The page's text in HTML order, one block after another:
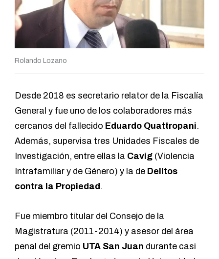
Rolando Lozano
Desde 2018 es secretario relator de la Fiscalía
General y fue uno de los colaboradores más
cercanos del fallecido Eduardo Quattropani.
Además, supervisa tres Unidades Fiscales de
Investigación, entre ellas la Cavig (Violencia
Intrafamiliar y de Género) y la de Delitos
contra la Propiedad .
Fue miembro titular del Consejo de la
Magistratura (2011-2014) y asesor del área
penal del gremio UTA San Juan durante casi